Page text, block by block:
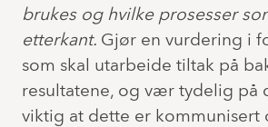
brukes og hvilke prosesser
etterkant. Gjør en vurdering i
som skal utarbeide tiltak på
resultatene, og vær tydelig på
viktig at dette er kommunisert